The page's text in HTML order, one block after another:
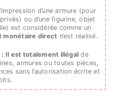
d’une armure (pour
ou d’une figurine, objet
est considérée comme un
monétaire direct n’est réalisé.
Il est totalement illégal de
armures ou toutes pièces,
sans l’autorisation écrite et